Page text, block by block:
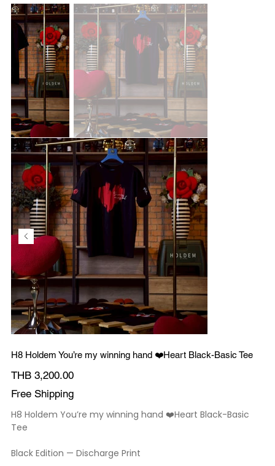
H8 Holdem You’re my winning hand ❤️Heart Black-Basic Tee
Price
THB 3,200.00
Free Shipping
H8 Holdem You’re my winning hand ❤️Heart Black-Basic
Tee
Black Edition — Discharge Print